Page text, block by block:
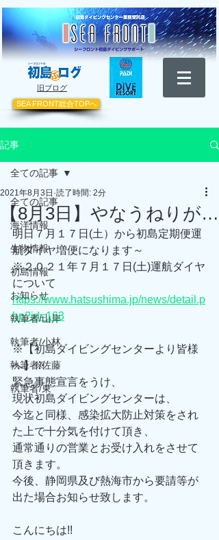
​旧ブログ
SEA FRONT総合TOPへ
記事
全ての記事
海洋情報
生物情報
初島情報
お知らせ
執筆者/山岸
執筆者/小林
執筆者/佐藤
執筆者/東
全ての記事
【8月3日】やなうねりが…
2021年8月3日 読了時間: 2分
明日７月１７日(土）から初島定期便運
航ダイヤ増便になります～
※２０２１年７月１７日(土)運航ダイヤ
について
https://www.hatsushima.jp/news/detail.p
hp?id=163
※【初島ダイビングセンターより皆様
へ】※
緊急事態宣言をうけ、
現状初島ダイビングセンターは、
今迄と同様、感染拡大防止対策をされ
た上で十分気を付けて頂き、
通常通りの営業とお受け入れをさせて
頂きます。
今後、静岡県及び熱海市から要請等が
出た場合お知らせ致します。
こんにちは!!